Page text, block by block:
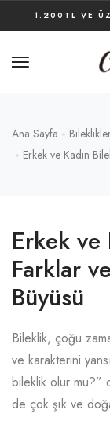
1.200TL VE
Ana Sayfa
Erkek ve Kadın
Erkek ve
Farklar
Büyüsü
Bileklik, çoğu
ve karakterini
bileklik olur mu?”
de çok şık ve